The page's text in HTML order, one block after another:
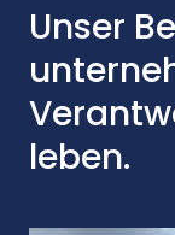
Unser
leben.